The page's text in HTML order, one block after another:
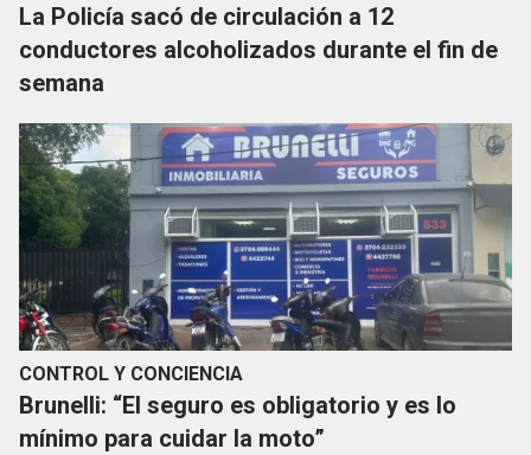
La Policía sacó de circulación a 12
conductores alcoholizados durante el fin de
semana
CONTROL Y CONCIENCIA
Brunelli: “El seguro es obligatorio y es lo
mínimo para cuidar la moto”